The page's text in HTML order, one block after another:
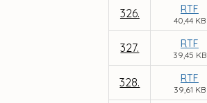
326. RTF
40,44 KB
327. RTF
39,45 KB
328. RTF
39,61 KB